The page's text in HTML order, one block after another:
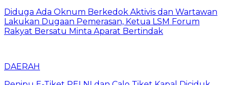
Diduga Ada Oknum Berkedok Aktivis dan Wartawan
Lakukan Dugaan Pemerasan, Ketua LSM Forum
Rakyat Bersatu Minta Aparat Bertindak
DAERAH